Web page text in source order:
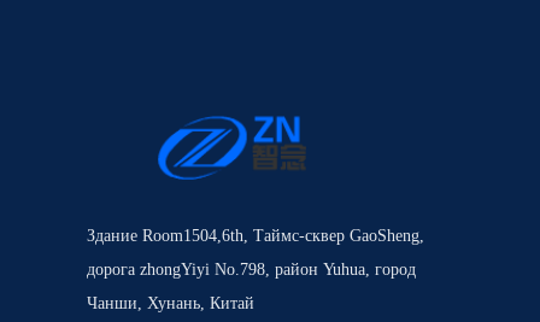
Здание Room1504,6th, Таймс-сквер GaoSheng,
дорога zhongYiyi No.798, район Yuhua, город
Чанши, Хунань, Китай